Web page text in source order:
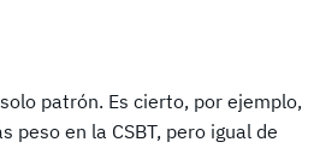
patrón. Es cierto, por ejemplo,
en la CSBT, pero igual de